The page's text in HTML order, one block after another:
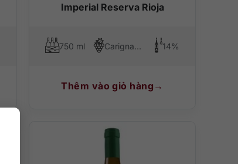
Imperial Reserva Rioja
750 ml Carignan, Tempranillo, Graciano 14%
Thêm vào giỏ hàng